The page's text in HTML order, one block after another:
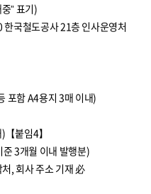
” 표기)
국철도공사 21층 인사운영처
포함 A4용지 3매 이내)
붙임4】
3개월 이내 발행분)
, 회사 주소 기재 必